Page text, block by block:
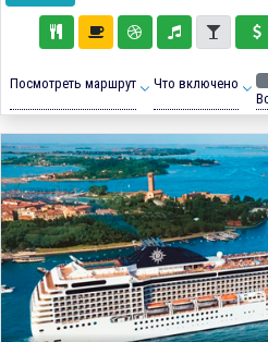
Посмотреть маршрут Что включено